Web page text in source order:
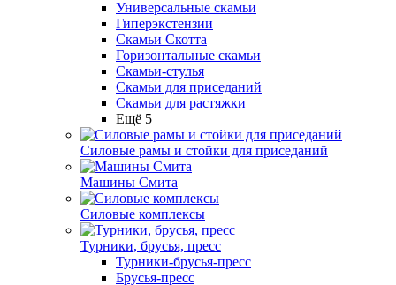
Универсальные скамьи
Гиперэкстензии
Скамьи Скотта
Горизонтальные скамьи
Скамьи-стулья
Скамьи для приседаний
Скамьи для растяжки
Ещё 5
Силовые рамы и стойки для приседаний
Машины Смита
Силовые комплексы
Турники, брусья, пресс
Турники-брусья-пресс
Брусья-пресс